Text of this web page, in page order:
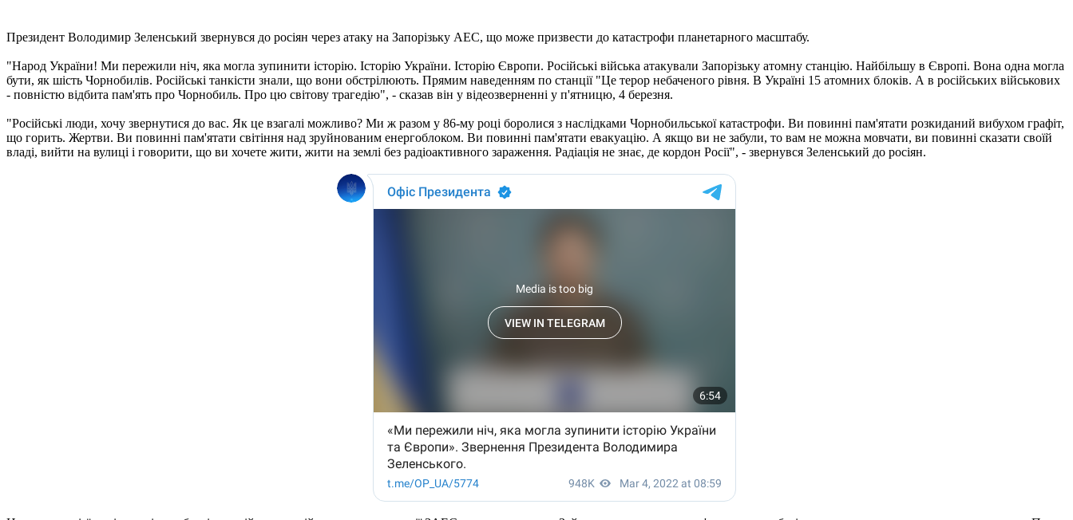
Президент Володимир Зеленський звернувся до росіян через атаку на Запорізьку АЕС, що може призвести до катастрофи планетарного масштабу.
"Народ України! Ми пережили ніч, яка могла зупинити історію. Історію України. Історію Європи. Російські війська атакували Запорізьку атомну станцію. Найбільшу в Європі. Вона одна могла
бути, як шість Чорнобилів. Російські танкісти знали, що вони обстрілюють. Прямим наведенням по станції "Це терор небаченого рівня. В Україні 15 атомних блоків. А в російських військових
- повністю відбита пам'ять про Чорнобиль. Про цю світову трагедію", - сказав він у відеозверненні у п'ятницю, 4 березня.
"Російські люди, хочу звернутися до вас. Як це взагалі можливо? Ми ж разом у 86-му році боролися з наслідками Чорнобильської катастрофи. Ви повинні пам'ятати розкиданий вибухом графіт,
що горить. Жертви. Ви повинні пам'ятати світіння над зруйнованим енергоблоком. Ви повинні пам'ятати евакуацію. А якщо ви не забули, то вам не можна мовчати, ви повинні сказати своїй
владі, вийти на вулиці і говорити, що ви хочете жити, жити на землі без радіоактивного зараження. Радіація не знає, де кордон Росії", - звернувся Зеленський до росіян.